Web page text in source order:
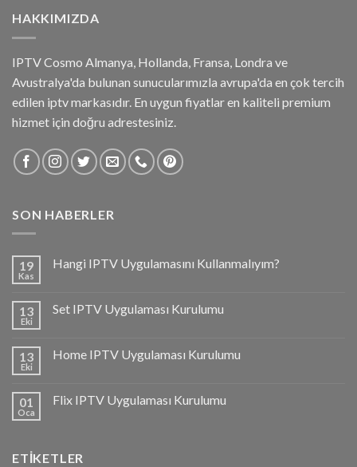
HAKKIMIZDA
IPTV Cosmo Almanya, Hollanda, Fransa, Londra ve
Avustralya'da bulunan sunucularımızla avrupa'da en çok tercih
edilen iptv markasıdır. En uygun fiyatlar en kaliteli premium
hizmet için doğru adrestesiniz.
SON HABERLER
19
Kas
Hangi IPTV Uygulamasını Kullanmalıyım?
13
Eki
Set IPTV Uygulaması Kurulumu
13
Eki
Home IPTV Uygulaması Kurulumu
01
Oca
Flix IPTV Uygulaması Kurulumu
ETIKETLER